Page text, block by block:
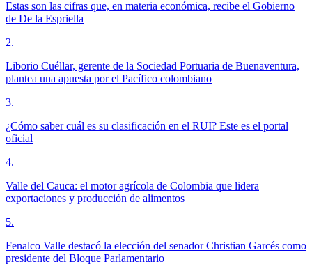
Estas son las cifras que, en materia económica, recibe el Gobierno
de De la Espriella
2.
Liborio Cuéllar, gerente de la Sociedad Portuaria de Buenaventura,
plantea una apuesta por el Pacífico colombiano
3.
¿Cómo saber cuál es su clasificación en el RUI? Este es el portal
oficial
4.
Valle del Cauca: el motor agrícola de Colombia que lidera
exportaciones y producción de alimentos
5.
Fenalco Valle destacó la elección del senador Christian Garcés como
presidente del Bloque Parlamentario